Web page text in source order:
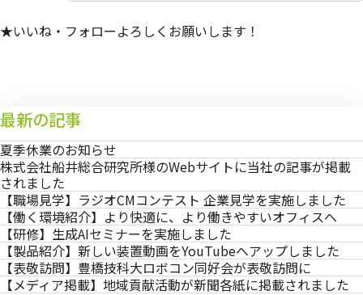
★いいね・フォローよろしくお願いします！
最新の記事
夏季休業のお知らせ
株式会社船井総合研究所様のWebサイトに当社の記事が掲載
されました
【職場見学】ラジオCMコンテスト 企業見学を実施しました
【働く環境紹介】より快適に、より働きやすいオフィスへ
【研修】生成AIセミナーを実施しました
【製品紹介】新しい装置動画をYouTubeへアップしました
【表敬訪問】豊橋技科大ロボコン同好会が表敬訪問に
【メディア掲載】地域貢献活動が新聞各紙に掲載されました